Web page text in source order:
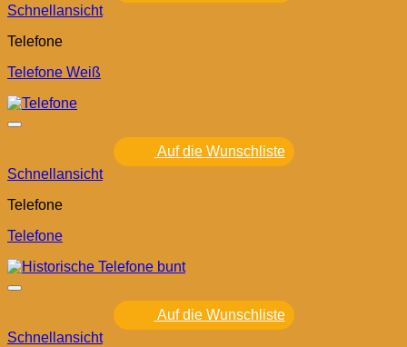
Schnellansicht
Telefone
Telefone Weiß
Auf die Wunschliste
Schnellansicht
Telefone
Telefone
Auf die Wunschliste
Schnellansicht